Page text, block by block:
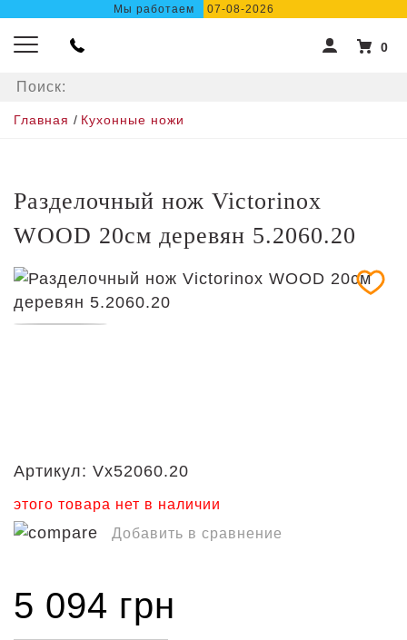
Мы работаем 07-08-2026
0
Главная / Кухонные ножи
Разделочный нож Victorinox
WOOD 20см деревян 5.2060.20
Артикул: Vx52060.20
этого товара нет в наличии
Добавить в сравнение
5 094 грн